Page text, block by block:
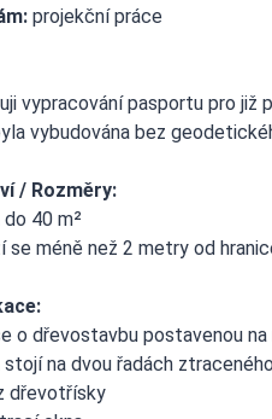
projekční práce
vypracování pasportu pro již
vybudována bez
/ Rozměry:
40 m²
se méně než 2 metry od
o dřevostavbu postavenou
na dvou řadách
dřevotřísky